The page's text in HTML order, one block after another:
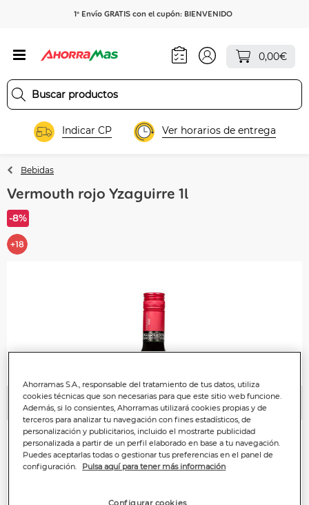
1º Envío GRATIS con el cupón: BIENVENIDO
0,00€
Indicar CP Ver horarios de entrega
Bebidas
Vermouth rojo Yzaguirre 1l
-8%
Anterior
Ahorramas S.A., responsable del tratamiento de tus datos, utiliza
cookies técnicas que son necesarias para que este sitio web funcione.
Además, si lo consientes, Ahorramas utilizará cookies propias y de
terceros para analizar tu navegación con fines estadísticos, de
personalización y publicitarios, incluido el mostrarte publicidad
personalizada a partir de un perfil elaborado en base a tu navegación.
Puedes aceptarlas todas o gestionar tus preferencias en el panel de
configuración.
Pulsa aquí para tener más información